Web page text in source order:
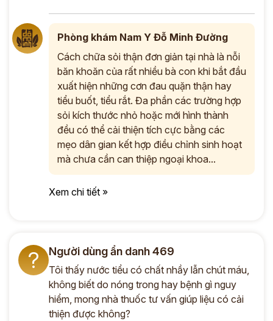
Phòng khám Nam Y Đỗ Minh Đường
Cách chữa sỏi thận đơn giản tại nhà là nỗi
băn khoăn của rất nhiều bà con khi bắt đầu
xuất hiện những cơn đau quặn thận hay
tiểu buốt, tiểu rắt. Đa phần các trường hợp
sỏi kích thước nhỏ hoặc mới hình thành
đều có thể cải thiện tích cực bằng các
mẹo dân gian kết hợp điều chỉnh sinh hoạt
mà chưa cần can thiệp ngoại khoa...
Xem chi tiết »
? Người dùng ẩn danh 469
Tôi thấy nước tiểu có chất nhầy lẫn chút máu,
không biết do nóng trong hay bệnh gì nguy
hiểm, mong nhà thuốc tư vấn giúp liệu có cải
thiện được không?